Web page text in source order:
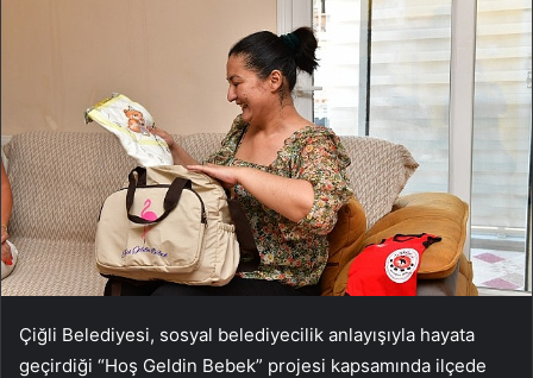
Çiğli Belediyesi, sosyal belediyecilik anlayışıyla hayata
geçirdiği “Hoş Geldin Bebek” projesi kapsamında ilçede